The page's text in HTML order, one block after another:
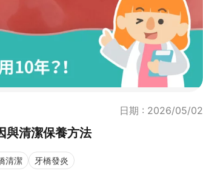
日期 : 2026/05/02
與清潔保養方法
清潔 牙橋發炎